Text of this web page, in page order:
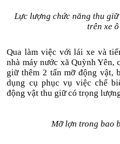
Lực lượng chức năng thu
trên xe
Qua làm việc với lái xe và
nhà máy nước xã Quỳnh Yên,
giữ thêm 2 tấn mỡ động vật,
dụng cụ phục vụ việc chế
động vật thu giữ có trọng
Mỡ lợn trong bao